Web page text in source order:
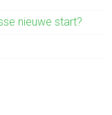
nieuwe start?